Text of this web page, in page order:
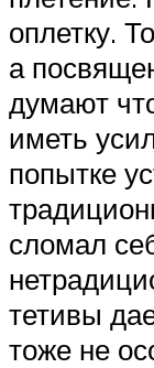
оплетку.
а
думают
иметь
попытке
сломал
тетивы
тоже не